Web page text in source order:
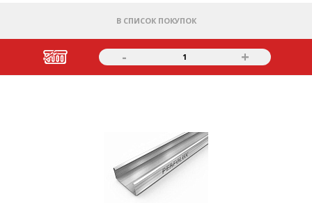
В СПИСОК ПОКУПОК
- 1 +